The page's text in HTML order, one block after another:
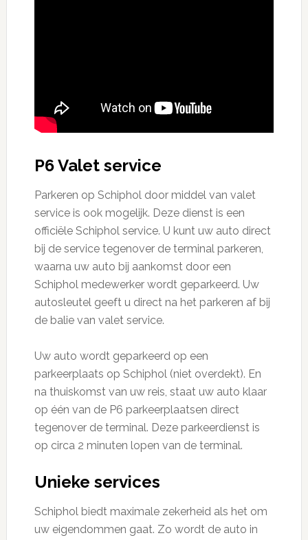
P6 Valet service
Parkeren op Schiphol door middel van valet
service is ook mogelijk. Deze dienst is een
officiële Schiphol service. U kunt uw auto direct
bij de service tegenover de terminal parkeren,
waarna uw auto bij aankomst door een
Schiphol medewerker wordt geparkeerd. Uw
autosleutel geeft u direct na het parkeren af bij
de balie van valet service.
Uw auto wordt geparkeerd op een
parkeerplaats op Schiphol (niet overdekt). En
na thuiskomst van uw reis, staat uw auto klaar
op één van de P6 parkeerplaatsen direct
tegenover de terminal. Deze parkeerdienst is
op circa 2 minuten lopen van de terminal.
Unieke services
Schiphol biedt maximale zekerheid als het om
uw eigendommen gaat. Zo wordt de auto in